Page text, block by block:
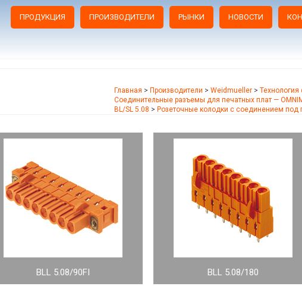
ПРОДУКЦИЯ ПРОИЗВОДИТЕЛИ РЫНКИ НОВОСТИ
Главная > Производители > Weidmueller > Технология
Соединительные разъемы для печатных плат —
BL/SL 5.08 > Розеточные колодки с соединением под
BLL 5.08/90FI BLL 5.08/180